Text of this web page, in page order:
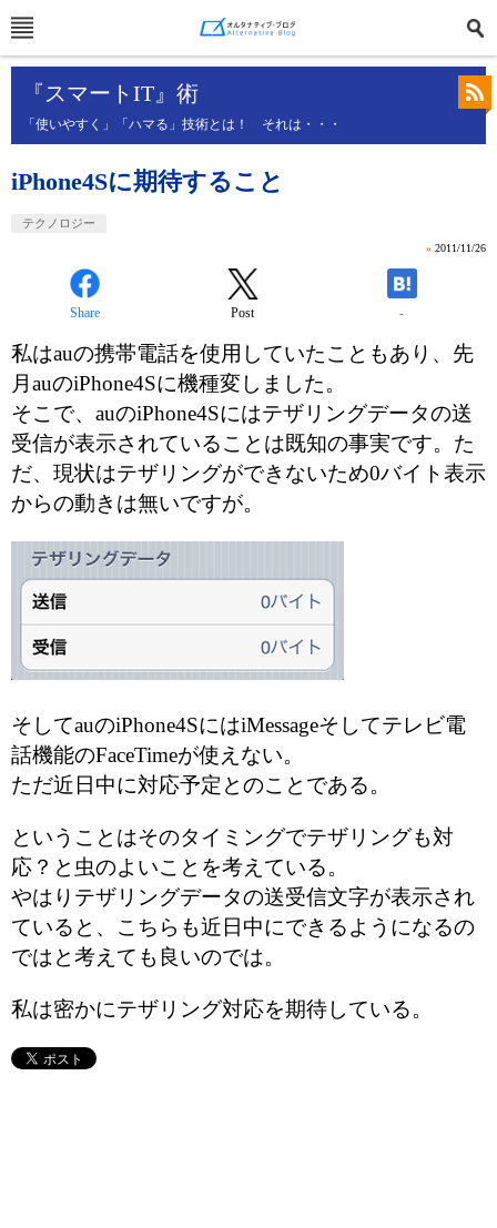
『スマートIT』術
「使いやすく」「ハマる」技術とは！ それは・・・
iPhone4Sに期待すること
テクノロジー
» 2011/11/26
Share Post -
私はauの携帯電話を使用していたこともあり、先
月auのiPhone4Sに機種変しました。
そこで、auのiPhone4Sにはテザリングデータの送
受信が表示されていることは既知の事実です。た
だ、現状はテザリングができないため0バイト表示
からの動きは無いですが。
そしてauのiPhone4SにはiMessageそしてテレビ電
話機能のFaceTimeが使えない。
ただ近日中に対応予定とのことである。
ということはそのタイミングでテザリングも対
応？と虫のよいことを考えている。
やはりテザリングデータの送受信文字が表示され
ていると、こちらも近日中にできるようになるの
ではと考えても良いのでは。
私は密かにテザリング対応を期待している。